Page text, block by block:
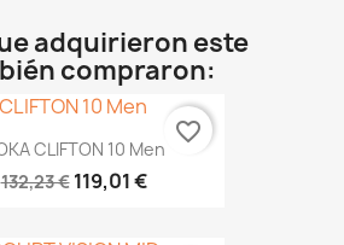
adquirieron este
compraron:
CLIFTON 10 Men
132,23 € 119,01 €
favorite_border